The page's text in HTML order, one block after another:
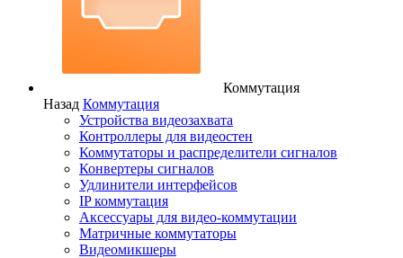
Коммутация
Назад Коммутация
Устройства видеозахвата
Контроллеры для видеостен
Коммутаторы и распределители сигналов
Конвертеры сигналов
Удлинители интерфейсов
IP коммутация
Аксессуары для видео-коммутации
Матричные коммутаторы
Видеомикшеры